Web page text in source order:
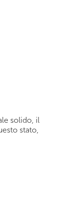
solido, il
stato,